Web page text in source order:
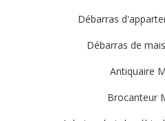
Débarras
Débarras de
Antiquaire
Brocanteur